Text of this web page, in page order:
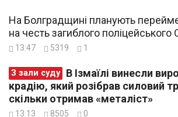
На Болградщині планують
на честь загиблого поліцейського
13:47 5319 1
З зали суду
крадію, який розібрав силовий
скільки отримав «металіст»
13:13 8505 0